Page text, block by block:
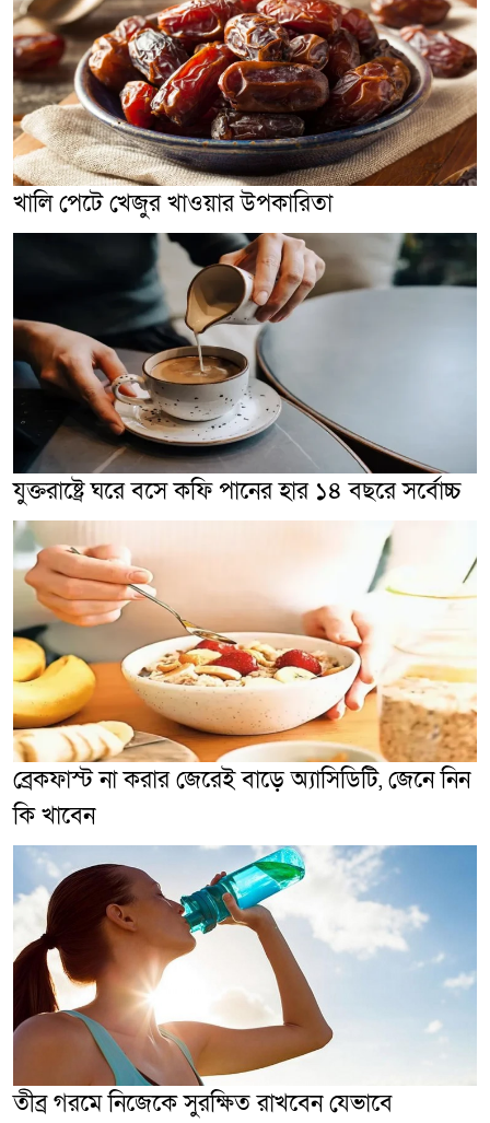
খালি পেটে খেজুর খাওয়ার উপকারিতা
যুক্তরাষ্ট্রে ঘরে বসে কফি পানের হার ১৪ বছরে সর্বোচ্চ
ব্রেকফাস্ট না করার জেরেই বাড়ে অ্যাসিডিটি, জেনে নিন
কি খাবেন
তীব্র গরমে নিজেকে সুরক্ষিত রাখবেন যেভাবে